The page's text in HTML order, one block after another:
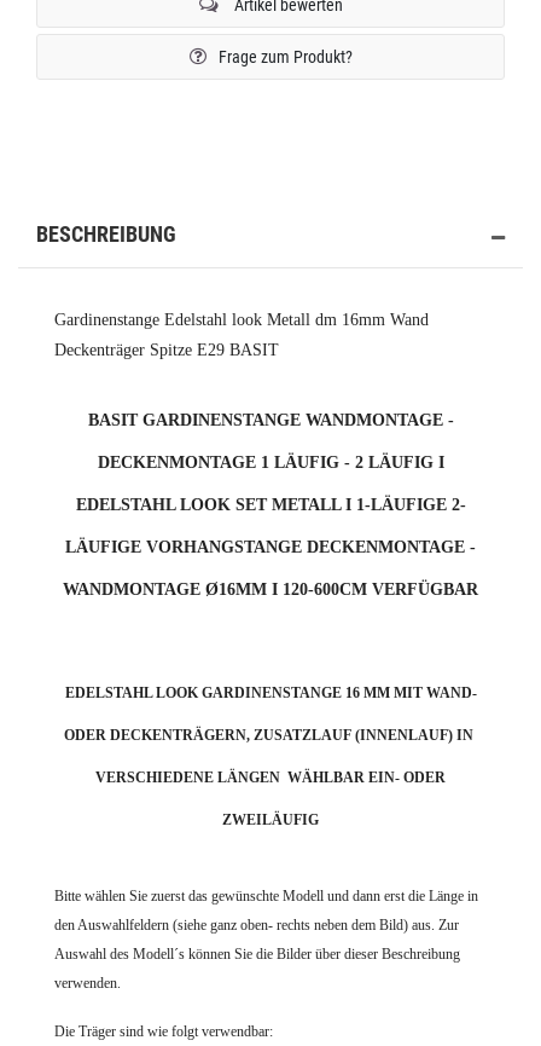
Artikel bewerten
Frage zum Produkt?
BESCHREIBUNG
Gardinenstange Edelstahl look Metall dm 16mm Wand
Deckenträger Spitze E29 BASIT
BASIT GARDINENSTANGE WANDMONTAGE -
DECKENMONTAGE 1 LÄUFIG - 2 LÄUFIG I
EDELSTAHL LOOK SET METALL I 1-LÄUFIGE 2-
LÄUFIGE VORHANGSTANGE DECKENMONTAGE -
WANDMONTAGE Ø16MM I 120-600CM VERFÜGBAR
EDELSTAHL LOOK GARDINENSTANGE 16 MM MIT WAND-
ODER DECKENTRÄGERN, ZUSATZLAUF (INNENLAUF) IN
VERSCHIEDENE LÄNGEN WÄHLBAR EIN- ODER
ZWEILÄUFIG
Bitte wählen Sie zuerst das gewünschte Modell und dann erst die Länge in
den Auswahlfeldern (siehe ganz oben- rechts neben dem Bild) aus. Zur
Auswahl des Modell´s können Sie die Bilder über dieser Beschreibung
verwenden.
Die Träger sind wie folgt verwendbar: